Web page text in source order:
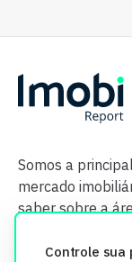
Controle sua
Somos a
mercado
saber sobre a